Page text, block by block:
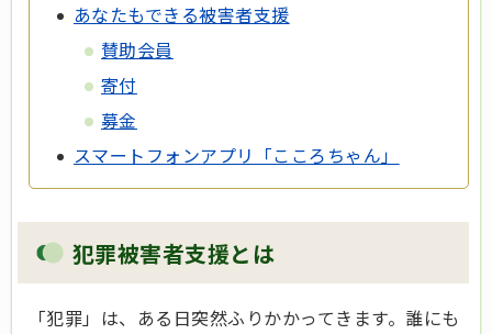
あなたもできる被害者支援
賛助会員
寄付
募金
スマートフォンアプリ「こころちゃん」
犯罪被害者支援とは
「犯罪」は、ある日突然ふりかかってきます。誰にも